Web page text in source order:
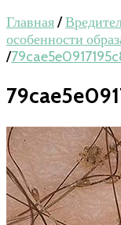
Главная/
особенности
/